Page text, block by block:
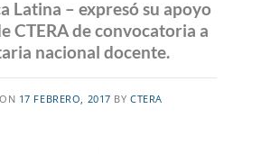
Latina – expresó su apoyo
CTERA de convocatoria a
nacional docente.
17 FEBRERO, 2017 BY CTERA